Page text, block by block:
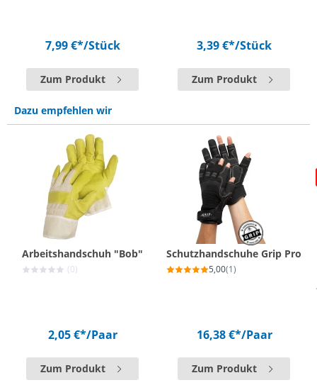
7,99 €*/Stück
Zum Produkt
3,39 €*/Stück
Zum Produkt
Dazu empfehlen wir
Arbeitshandschuh "Bob"
(0)
2,05 €*/Paar
Zum Produkt
Schutzhandschuhe Grip Pro
5,00(1)
16,38 €*/Paar
Zum Produkt